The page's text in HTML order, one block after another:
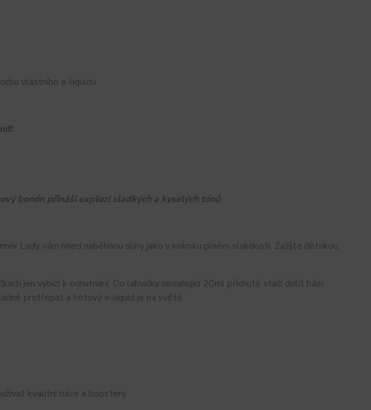
vlastního e-liquidu
bonón přináší explozi sladkých a kyselých tónů
Lady vám hned naběhnou sliny jako v krámku plném slakdostí. Zažíjte dětskou
jen vybízí k ochutnání. Do lahvičky obsahující 20ml příchutě stačí dolít bázi,
protřepat a hotový e-liquid je na světě.
kvalitní báze a boostery.